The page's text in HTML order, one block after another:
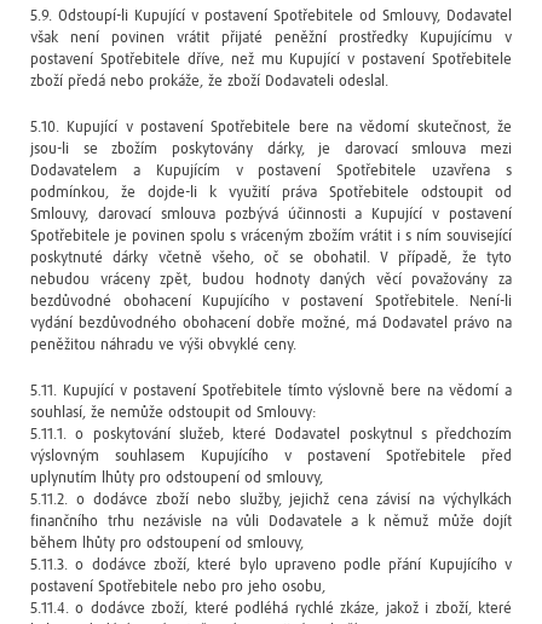
5.9. Odstoupí-li Kupující v postavení Spotřebitele od Smlouvy, Dodavatel
však není povinen vrátit přijaté peněžní prostředky Kupujícímu v
postavení Spotřebitele dříve, než mu Kupující v postavení Spotřebitele
zboží předá nebo prokáže, že zboží Dodavateli odeslal.
5.10. Kupující v postavení Spotřebitele bere na vědomí skutečnost, že
jsou-li se zbožím poskytovány dárky, je darovací smlouva mezi
Dodavatelem a Kupujícím v postavení Spotřebitele uzavřena s
podmínkou, že dojde-li k využití práva Spotřebitele odstoupit od
Smlouvy, darovací smlouva pozbývá účinnosti a Kupující v postavení
Spotřebitele je povinen spolu s vráceným zbožím vrátit i s ním související
poskytnuté dárky včetně všeho, oč se obohatil. V případě, že tyto
nebudou vráceny zpět, budou hodnoty daných věcí považovány za
bezdůvodné obohacení Kupujícího v postavení Spotřebitele. Není-li
vydání bezdůvodného obohacení dobře možné, má Dodavatel právo na
peněžitou náhradu ve výši obvyklé ceny.
5.11. Kupující v postavení Spotřebitele tímto výslovně bere na vědomí a
souhlasí, že nemůže odstoupit od Smlouvy:
5.11.1. o poskytování služeb, které Dodavatel poskytnul s předchozím
výslovným souhlasem Kupujícího v postavení Spotřebitele před
uplynutím lhůty pro odstoupení od smlouvy,
5.11.2. o dodávce zboží nebo služby, jejichž cena závisí na výchylkách
finančního trhu nezávisle na vůli Dodavatele a k němuž může dojít
během lhůty pro odstoupení od smlouvy,
5.11.3. o dodávce zboží, které bylo upraveno podle přání Kupujícího v
postavení Spotřebitele nebo pro jeho osobu,
5.11.4. o dodávce zboží, které podléhá rychlé zkáze, jakož i zboží, které